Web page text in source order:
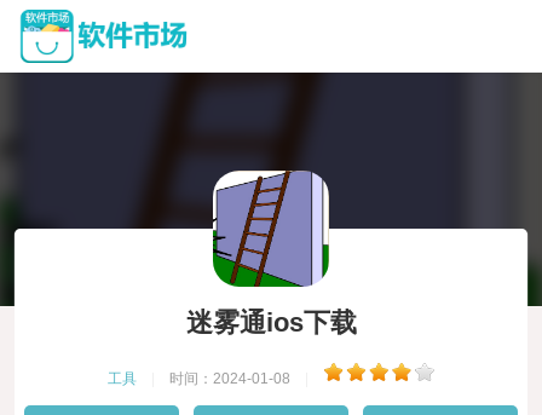
迷雾通ios下载
工具 时间：2024-01-08